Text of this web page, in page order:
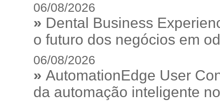
06/08/2026
» Dental Business
o futuro dos negócios em
06/08/2026
» AutomationEdge User
da automação inteligente